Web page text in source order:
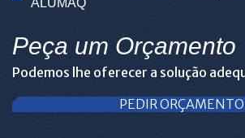
ALUMAQ
Peça um Orçamento
Podemos lhe oferecer a solução
PEDIR ORÇAMENTO